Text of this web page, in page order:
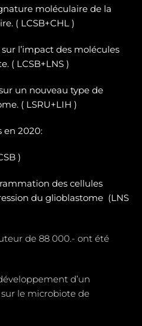
moléculaire de la
( LCSB+CHL )
l’impact des molécules
( LCSB+LNS )
un nouveau type de
( LSRU+LIH )
en 2020:
)
des cellules
du glioblastome (LNS
de 88 000.- ont été
d’un
le microbiote de